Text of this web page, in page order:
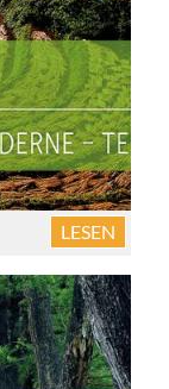
LESEN